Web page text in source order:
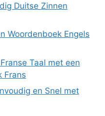
Duitse Zinnen
Woordenboek Engels
Taal met een
Frans
en Snel met